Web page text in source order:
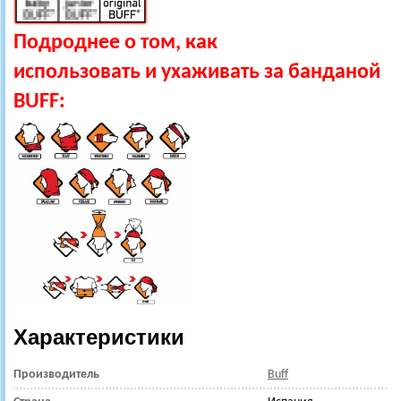
Подроднее о том, как
использовать и ухаживать за банданой
BUFF:
Характеристики
Производитель Buff